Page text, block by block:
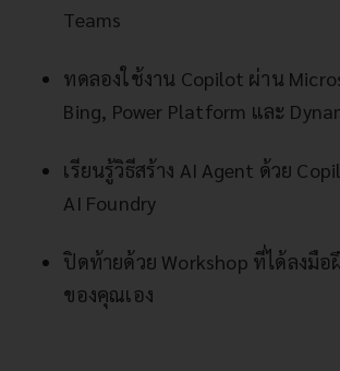
Teams
ทดลองใช้งาน Copilot ผ่าน
Bing, Power Platform และ
เรียนรู้วิธีสร้าง AI Agent ด้วย
AI Foundry
ปิดท้ายด้วย Workshop ที่ได้ลงมือ
ของคุณเอง